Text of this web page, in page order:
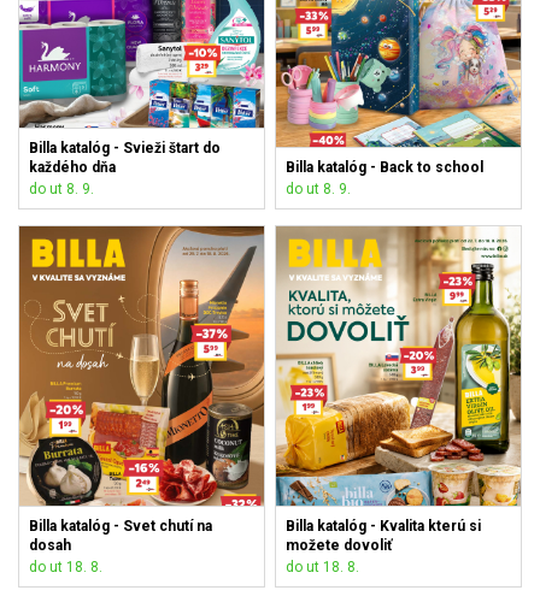
Billa katalóg - Svieži štart do
každého dňa
do ut 8. 9.
Billa katalóg - Back to school
do ut 8. 9.
Billa katalóg - Svet chutí na
dosah
do ut 18. 8.
Billa katalóg - Kvalita kterú si
možete dovoliť
do ut 18. 8.